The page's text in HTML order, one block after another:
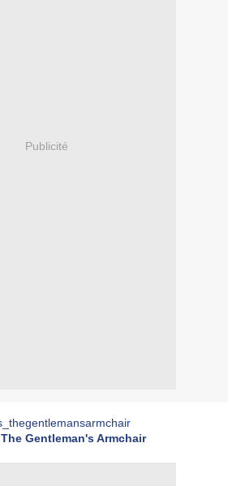
Publicité
The Gentleman's Armchair